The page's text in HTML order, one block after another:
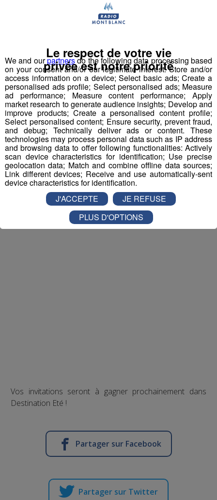
Nous vous poserons une question, a vous de faire le
entrées pour un maximum d'activités dans la région !
Inscription par téléphone toute la journée pour
participer aux 2 tirages au sort par jour à 8h45 et 17h45.
Appelez le standard au 04 50 58 24 09
Pour cette semaine on vous offre vos entrées pour vous
et la personne de votre choix pourWALIBI RHONE
ALPES!
Nathan est allé tester pour vousVerticalp Émosson,
dans la Vallée du Trient:
Vos invitations seront à gagner prochainement dans
Destination Eté !
Partager sur Facebook
Partager sur Twitter
We and ourpartnersdo the following data processing based
on your consent and/or our legitimate interest: Store and/or
access information on a device; Select basic ads; Create a
personalised ads profile; Select personalised ads; Measure
ad performance; Measure content performance; Apply
market research to generate audience insights; Develop and
improve products; Create a personalised content profile;
Select personalised content; Ensure security, prevent fraud,
and debug; Technically deliver ads or content. These
technologies may process personal data such as IP address
and browsing data to offer following functionalities: Actively
scan device characteristics for identification; Use precise
geolocation data; Match and combine offline data sources;
Link different devices; Receive and use automatically-sent
device characteristics for identification.
Le respect de votre vie
privée est notre priorité
J'ACCEPTE
JE REFUSE
PLUS D'OPTIONS